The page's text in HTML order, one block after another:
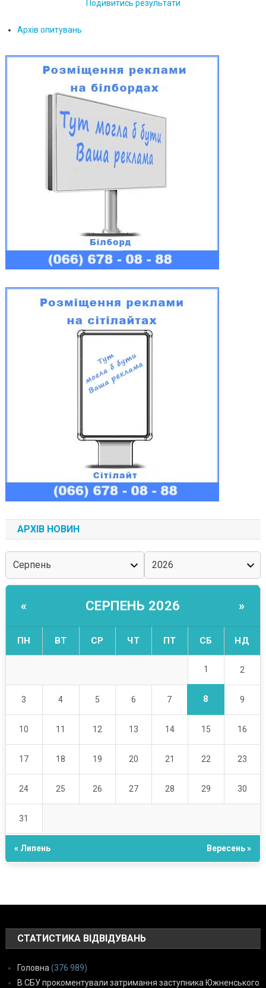
Подивитись результати
Архів опитувань
АРХІВ НОВИН
« СЕРПЕНЬ 2026 »
ПН ВТ СР ЧТ ПТ СБ НД
1 2
3 4 5 6 7 8 9
10 11 12 13 14 15 16
17 18 19 20 21 22 23
24 25 26 27 28 29 30
31
« Липень Вересень »
СТАТИСТИКА ВІДВІДУВАНЬ
Головна (376 989)
В СБУ прокоментували затримання заступника Южненського